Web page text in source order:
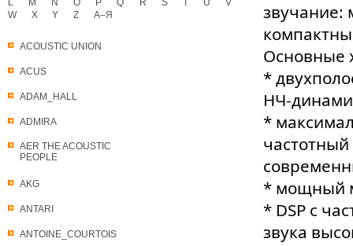
ACOUSTIC UNION
ACUS
ADAM_HALL
ADMIRA
AER THE ACOUSTIC
PEOPLE
AKG
ANTARI
ANTOINE_COURTOIS
L
M N O P Q R S T U
V
W
X Y Z А–Я
звучание:
Основные
*
*
* мощный
* DSP с
звука